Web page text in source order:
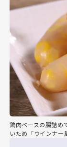
鶏肉ベースの腸詰め
いため「ウインナー